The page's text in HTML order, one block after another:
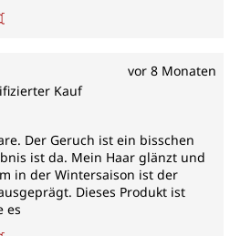
vor 8 Monaten
von 5 von 5 Sternen
Kauf
Der Geruch ist ein bisschen
ist da. Mein Haar glänzt und
in der Wintersaison ist der
Dieses Produkt ist
es